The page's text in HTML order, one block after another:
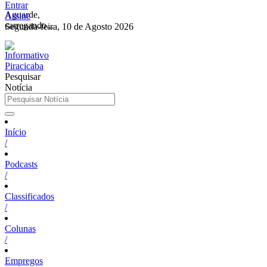
Aguarde,
carregando...
Entrar
Assine
Segunda-feira, 10 de Agosto 2026
Pesquisar
Notícia
Início
/
Podcasts
/
Classificados
/
Colunas
/
Empregos